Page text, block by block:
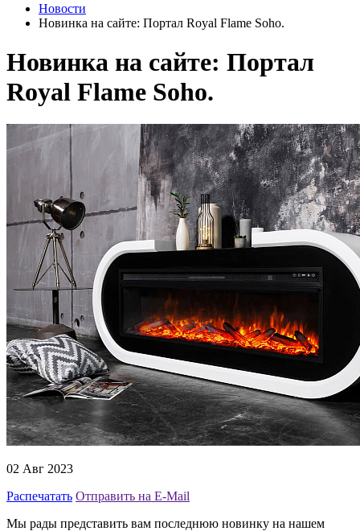
Новости
Новинка на сайте: Портал Royal Flame Soho.
Новинка на сайте: Портал
Royal Flame Soho.
02 Авг 2023
Распечатать Отправить на E-Mail
Мы рады представить вам последнюю новинку на нашем